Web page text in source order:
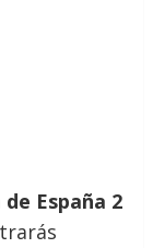
España 2